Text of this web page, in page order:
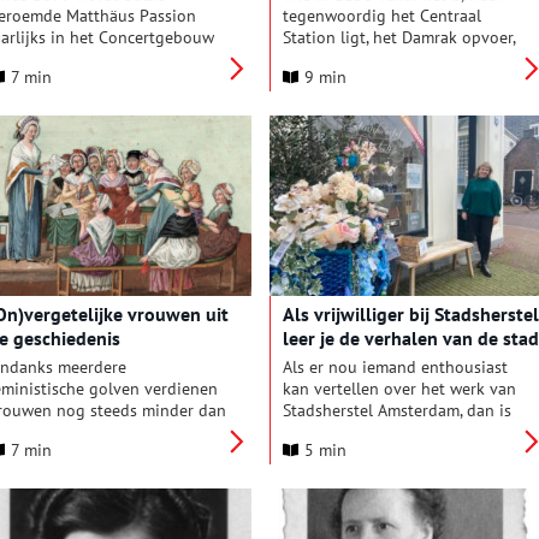
Matthäus Passion
in het Concertgebouw
Toonkunstkoor.
beroemde – en beruchte –
dirigent Willem Mengelberg.
7 min
tegenwoordig het Centraal
Station ligt, het Damrak opvoer,
oeverland dat tot aan de voet
we nu kennen als Nieuwendijk
en Warmoesstraat. Achter die
dijken lagen houten huizen met
rieten daken, waar rook uit
kringelde. Een bakstenen haard
verspreidde warmte en je kon er
op koken.
9 min
vrouwen uit
geschiedenis
meerdere
golven verdienen
nog steeds minder dan
werk en het
voornamelijk op ons bordje
terecht. Bovenop dit alles
7 min
Als vrijwilliger bij Stadsherstel
leer je de verhalen van de stad
kennen
Als er nou iemand enthousiast
kan vertellen over het werk van
Stadsherstel Amsterdam, dan is
het vrijwilligerswerk bij deze
5 min